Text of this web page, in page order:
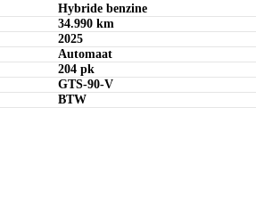
Hybride benzine
34.990 km
2025
Automaat
204 pk
GTS-90-V
BTW